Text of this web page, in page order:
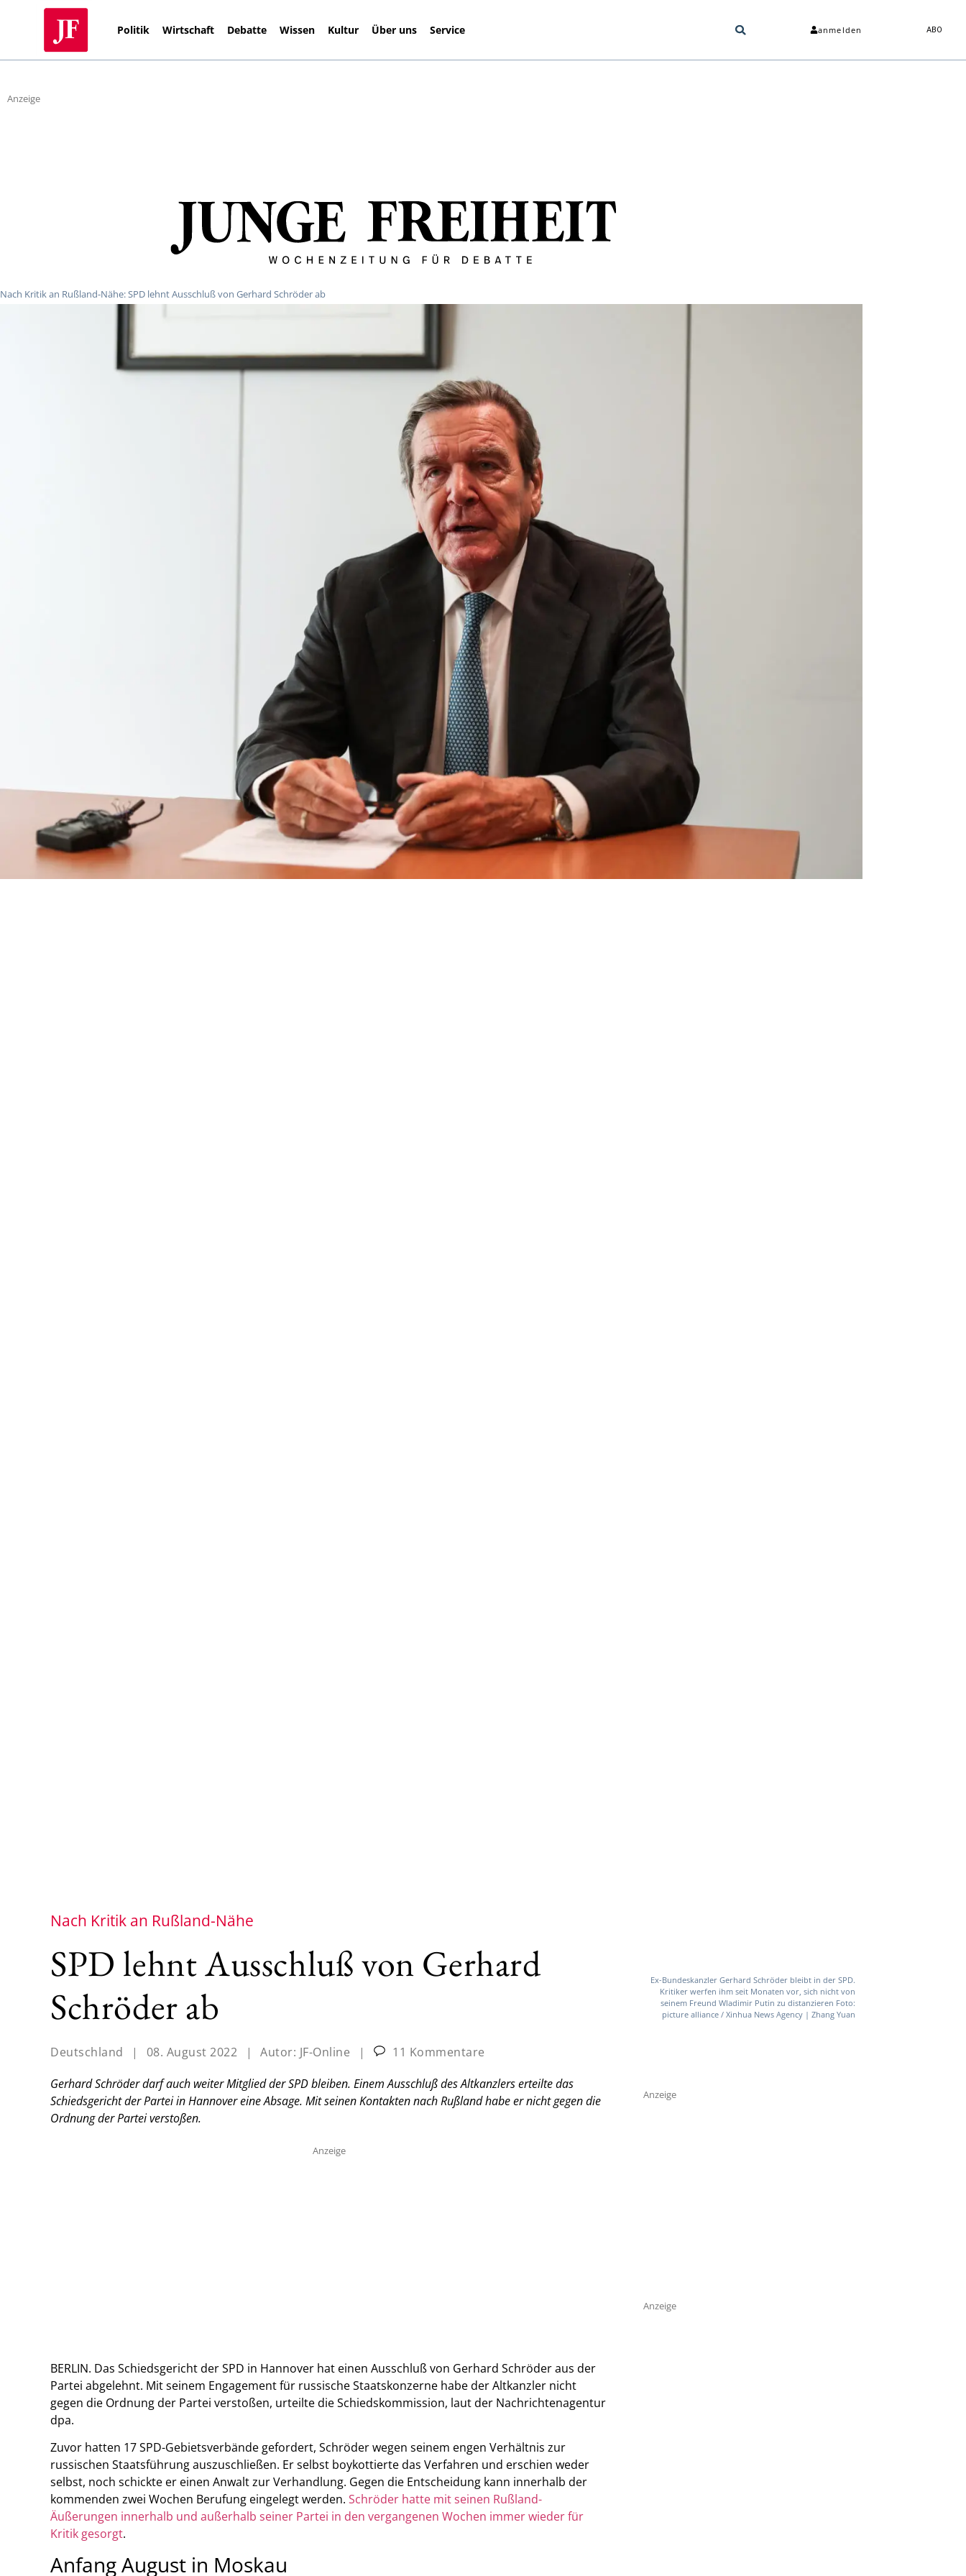
Politik Wirtschaft Debatte Wissen Kultur Über uns Service anmelden ABO
Anzeige
Nach Kritik an Rußland-Nähe: SPD lehnt Ausschluß von Gerhard Schröder ab
Nach Kritik an Rußland-Nähe
SPD lehnt Ausschluß von Gerhard
Schröder ab
Deutschland | 08. August 2022 | Autor: JF-Online |
11 Kommentare
Gerhard Schröder darf auch weiter Mitglied der SPD bleiben. Einem Ausschluß des Altkanzlers erteilte das
Schiedsgericht der Partei in Hannover eine Absage. Mit seinen Kontakten nach Rußland habe er nicht gegen die
Ordnung der Partei verstoßen.
Anzeige
BERLIN. Das Schiedsgericht der SPD in Hannover hat einen Ausschluß von Gerhard Schröder aus der
Partei abgelehnt. Mit seinem Engagement für russische Staatskonzerne habe der Altkanzler nicht
gegen die Ordnung der Partei verstoßen, urteilte die Schiedskommission, laut der Nachrichtenagentur
dpa.
Zuvor hatten 17 SPD-Gebietsverbände gefordert, Schröder wegen seinem engen Verhältnis zur
russischen Staatsführung auszuschließen. Er selbst boykottierte das Verfahren und erschien weder
selbst, noch schickte er einen Anwalt zur Verhandlung. Gegen die Entscheidung kann innerhalb der
kommenden zwei Wochen Berufung eingelegt werden. Schröder hatte mit seinen Rußland-
Äußerungen innerhalb und außerhalb seiner Partei in den vergangenen Wochen immer wieder für
Kritik gesorgt.
Anfang August in Moskau
Ex-Bundeskanzler Gerhard Schröder bleibt in der SPD.
Kritiker werfen ihm seit Monaten vor, sich nicht von
seinem Freund Wladimir Putin zu distanzieren Foto:
picture alliance / Xinhua News Agency | Zhang Yuan
Anzeige
Anzeige